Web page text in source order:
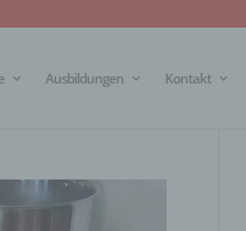
Ausbildungen Kontakt